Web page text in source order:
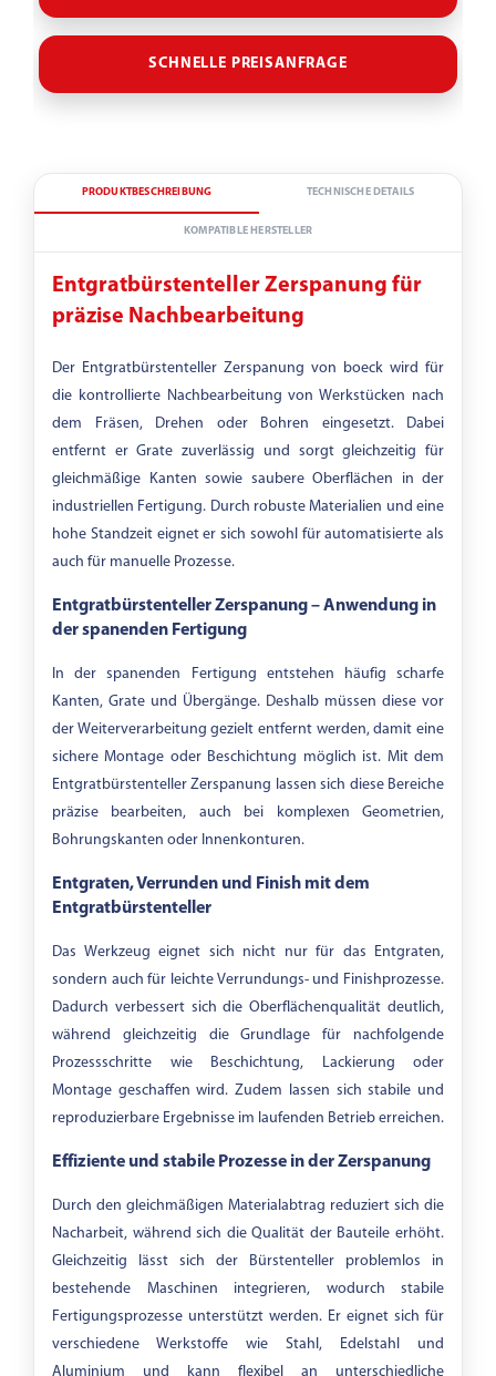
Besatzhöhe
-
Besatzneigung
-
Körnung
-
SCHNELLE PREISANFRAGE
PRODUKTBESCHREIBUNG TECHNISCHE DETAILS
KOMPATIBLE HERSTELLER
Entgratbürstenteller Zerspanung für
präzise Nachbearbeitung
Der Entgratbürstenteller Zerspanung von boeck wird für
die kontrollierte Nachbearbeitung von Werkstücken nach
dem Fräsen, Drehen oder Bohren eingesetzt. Dabei
entfernt er Grate zuverlässig und sorgt gleichzeitig für
gleichmäßige Kanten sowie saubere Oberflächen in der
industriellen Fertigung. Durch robuste Materialien und eine
hohe Standzeit eignet er sich sowohl für automatisierte als
auch für manuelle Prozesse.
Entgratbürstenteller Zerspanung – Anwendung in
der spanenden Fertigung
In der spanenden Fertigung entstehen häufig scharfe
Kanten, Grate und Übergänge. Deshalb müssen diese vor
der Weiterverarbeitung gezielt entfernt werden, damit eine
sichere Montage oder Beschichtung möglich ist. Mit dem
Entgratbürstenteller Zerspanung lassen sich diese Bereiche
präzise bearbeiten, auch bei komplexen Geometrien,
Bohrungskanten oder Innenkonturen.
Entgraten, Verrunden und Finish mit dem
Entgratbürstenteller
Das Werkzeug eignet sich nicht nur für das Entgraten,
sondern auch für leichte Verrundungs- und Finishprozesse.
Dadurch verbessert sich die Oberflächenqualität deutlich,
während gleichzeitig die Grundlage für nachfolgende
Prozessschritte wie Beschichtung, Lackierung oder
Montage geschaffen wird. Zudem lassen sich stabile und
reproduzierbare Ergebnisse im laufenden Betrieb erreichen.
Effiziente und stabile Prozesse in der Zerspanung
Durch den gleichmäßigen Materialabtrag reduziert sich die
Nacharbeit, während sich die Qualität der Bauteile erhöht.
Gleichzeitig lässt sich der Bürstenteller problemlos in
bestehende Maschinen integrieren, wodurch stabile
Fertigungsprozesse unterstützt werden. Er eignet sich für
verschiedene Werkstoffe wie Stahl, Edelstahl und
Aluminium und kann flexibel an unterschiedliche